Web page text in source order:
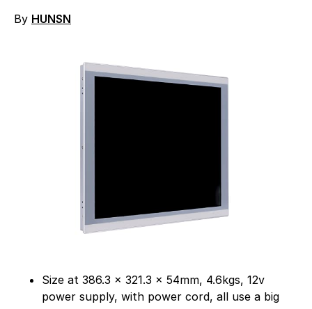
By HUNSN
Size at 386.3 x 321.3 x 54mm, 4.6kgs, 12v
power supply, with power cord, all use a big